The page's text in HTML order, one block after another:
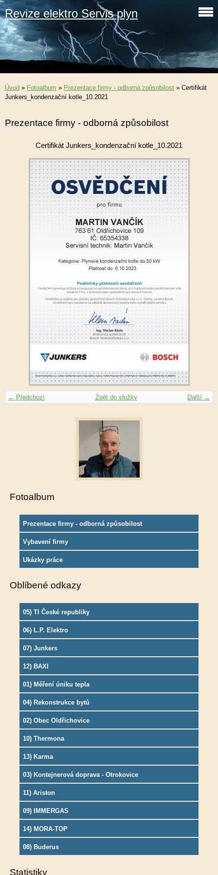
Revize elektro Servis plyn
Úvod » Fotoalbum » Prezentace firmy - odborná způsobilost » Certifikát
Junkers_kondenzační kotle_10.2021
Prezentace firmy - odborná způsobilost
Certifikát Junkers_kondenzační kotle_10.2021
← Předchozí Další →
Zpět do složky
Fotoalbum
Prezentace firmy - odborná způsobilost
Vybavení firmy
Ukázky práce
Oblíbené odkazy
05) TI České republiky
06) L.P. Elektro
07) Junkers
12) BAXI
01) Měření úniku tepla
04) Rekonstrukce bytů
02) Obec Oldřichovice
10) Thermona
13) Karma
03) Kontejnerová doprava - Otrokovice
11) Ariston
09) IMMERGAS
14) MORA-TOP
08) Buderus
Statistiky